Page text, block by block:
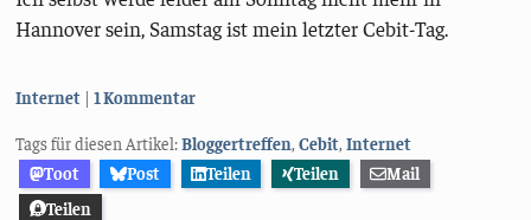
Hannover sein, Samstag ist mein letzter Cebit-Tag.
Kategorien:
Internet 1 Kommentar
Tags für diesen Artikel:Bloggertreffen,Cebit,Internet
Toot
Post Teilen Teilen
Mail
Teilen